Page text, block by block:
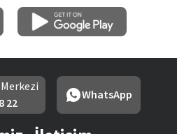
Merkezi
22
WhatsApp